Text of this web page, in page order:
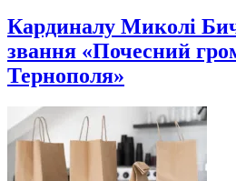
Кардиналу Миколі
звання «Почесний
Тернополя»